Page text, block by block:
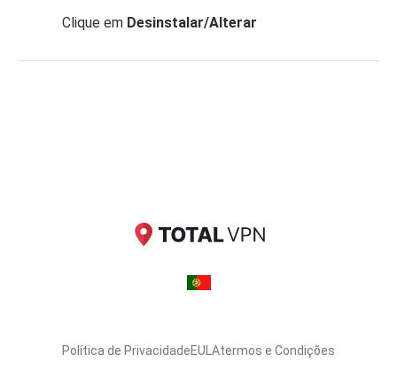
Clique em Desinstalar/Alterar
Política de PrivacidadeEULAtermos e Condições